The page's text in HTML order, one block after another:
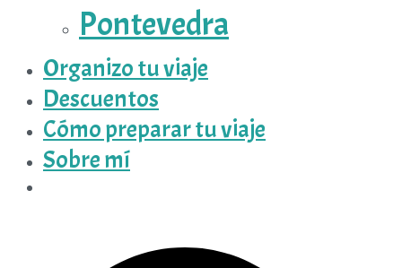
Pontevedra
Organizo tu viaje
Descuentos
Cómo preparar tu viaje
Sobre mí